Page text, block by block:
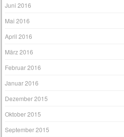
Juni 2016
Mai 2016
April 2016
März 2016
Februar 2016
Januar 2016
Dezember 2015
Oktober 2015
September 2015